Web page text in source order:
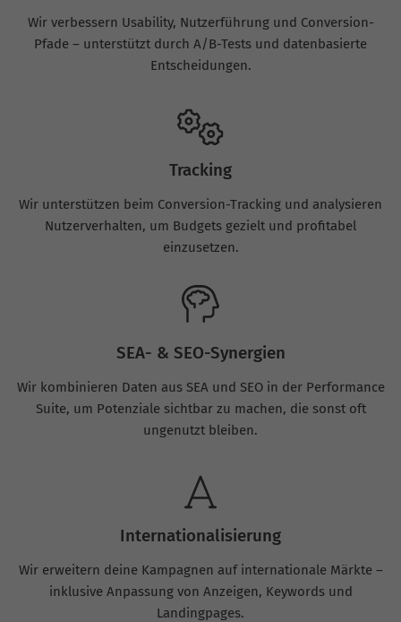
Wir verbessern Usability, Nutzerführung und Conversion-
Pfade – unterstützt durch A/B-Tests und datenbasierte
Entscheidungen.
Tracking
Wir unterstützen beim Conversion-Tracking und analysieren
Nutzerverhalten, um Budgets gezielt und profitabel
einzusetzen.
SEA- & SEO-Synergien
Wir kombinieren Daten aus SEA und SEO in der Performance
Suite, um Potenziale sichtbar zu machen, die sonst oft
ungenutzt bleiben.
Internationalisierung
Wir erweitern deine Kampagnen auf internationale Märkte –
inklusive Anpassung von Anzeigen, Keywords und
Landingpages.